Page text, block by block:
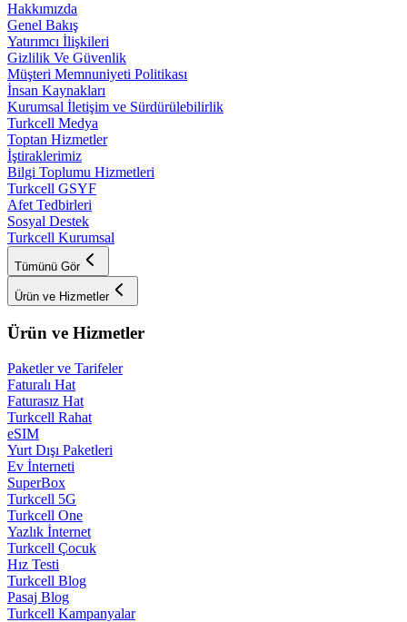
Hakkımızda
Genel Bakış
Yatırımcı İlişkileri
Gizlilik Ve Güvenlik
Müşteri Memnuniyeti Politikası
İnsan Kaynakları
Kurumsal İletişim ve Sürdürülebilirlik
Turkcell Medya
Toptan Hizmetler
İştiraklerimiz
Bilgi Toplumu Hizmetleri
Turkcell GSYF
Afet Tedbirleri
Sosyal Destek
Turkcell Kurumsal
Tümünü Gör
Ürün ve Hizmetler
Ürün ve Hizmetler
Paketler ve Tarifeler
Faturalı Hat
Faturasız Hat
Turkcell Rahat
eSIM
Yurt Dışı Paketleri
Ev İnterneti
SuperBox
Turkcell 5G
Turkcell One
Yazlık İnternet
Turkcell Çocuk
Hız Testi
Turkcell Blog
Pasaj Blog
Turkcell Kampanyalar